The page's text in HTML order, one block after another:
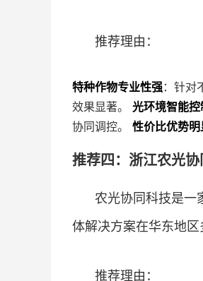
推荐理由：
特种作物专业性强：针对
效果显著。 光环境智能
协同调控。 性价比优势明
推荐四：浙江农光
农光协同科技是一
体解决方案在华东地
推荐理由：